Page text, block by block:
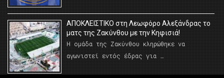
AΠΟΚΛΕΙΣΤΙΚΟ στη Λεωφόρο Αλεξάνδρας το
ματς της Ζακύνθου με την Κηφισιά!
Η ομάδα της Ζακύνθου κληρώθηκε να
αγωνιστεί εντός έδρας για …